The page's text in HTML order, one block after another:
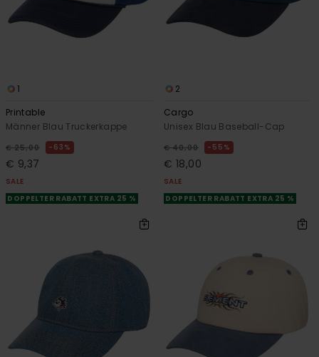
1
Printable
Männer Blau Truckerkappe
€ 25,00 63%
€ 9,37
SALE
DOPPELTER RABATT EXTRA 25 %
2
Cargo
Unisex Blau Baseball-Cap
€ 40,00 55%
€ 18,00
SALE
DOPPELTER RABATT EXTRA 25 %